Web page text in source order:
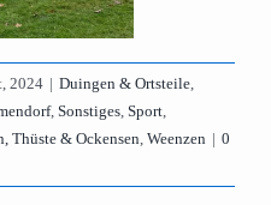
2024 | Duingen & Ortsteile,
, Sonstiges, Sport,
Thüste & Ockensen, Weenzen | 0